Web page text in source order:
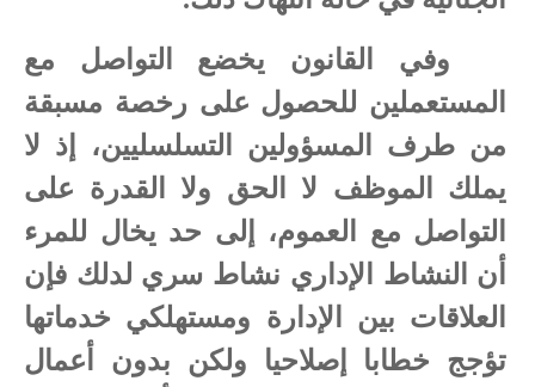
وفي القانون يخضع التواصل مع
المستعملين للحصول على رخصة مسبقة
من طرف المسؤولين التسلسليين، إذ لا
يملك الموظف لا الحق ولا القدرة على
التواصل مع العموم، إلى حد يخال للمرء
أن النشاط الإداري نشاط سري لدلك فإن
العلاقات بين الإدارة ومستهلكي خدماتها
تؤجج خطابا إصلاحيا ولكن بدون أعمال